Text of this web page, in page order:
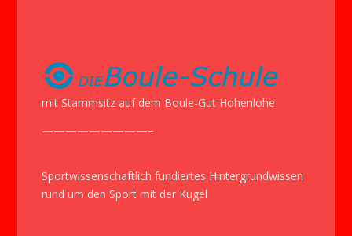
mit Stammsitz auf dem Boule-Gut Hohenlohe
—————————–
Sportwissenschaftlich fundiertes Hintergrundwissen
rund um den Sport mit der Kugel